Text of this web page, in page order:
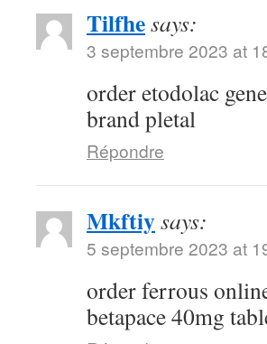
Tilfhesays:
3 septembre 2023 at
order etodolac
brand pletal
Répondre
Mkftiysays:
5 septembre 2023 at
order ferrous
betapace 40mg